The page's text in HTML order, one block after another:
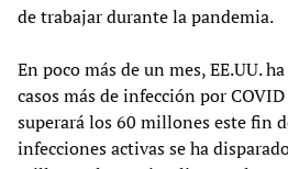
de trabajar durante la pandemia.
En poco más de un mes, EE.UU.
casos más de infección por
superará los 60 millones este fin
infecciones activas se ha